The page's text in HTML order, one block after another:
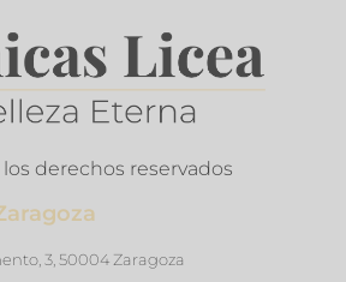
derechos reservados
3, 50004 Zaragoza